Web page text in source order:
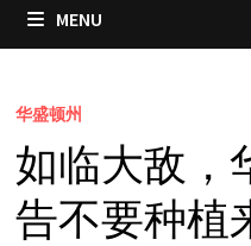
MENU
华盛顿州
如临大敌，
告不要种植